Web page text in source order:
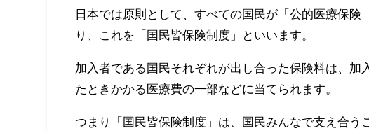
日本では原則として、すべての国民が「公的医療保
り、これを「国民皆保険制度」といいます。
加入者である国民それぞれが出し合った保険料は、
たときかかる医療費の一部などに当てられます。
つまり「国民皆保険制度」は、国民みんなで支え合う